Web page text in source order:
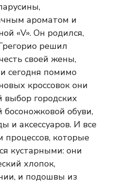
ароматом и
«V». Он родился,
решил
своей жены,
сегодня помимо
кроссовок они
городских
босоножковой обуви,
и аксессуаров. И все
процессов, которые
кустарными: они
хлопок,
и подошвы из